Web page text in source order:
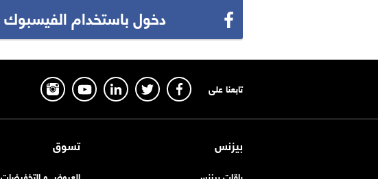
دخول باستخدام الفيسبوك
تابعنا على
بيزنس تسوق